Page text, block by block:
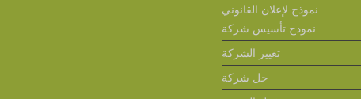
نموذج لإعلان القانوني
نمودج تأسيس شركة
تغيير الشركة
حل شركة